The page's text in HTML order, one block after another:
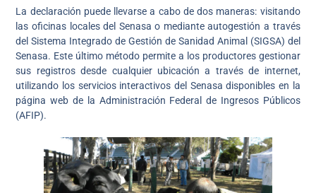
La declaración puede llevarse a cabo de dos maneras: visitando
las oficinas locales del Senasa o mediante autogestión a través
del Sistema Integrado de Gestión de Sanidad Animal (SIGSA) del
Senasa. Este último método permite a los productores gestionar
sus registros desde cualquier ubicación a través de internet,
utilizando los servicios interactivos del Senasa disponibles en la
página web de la Administración Federal de Ingresos Públicos
(AFIP).